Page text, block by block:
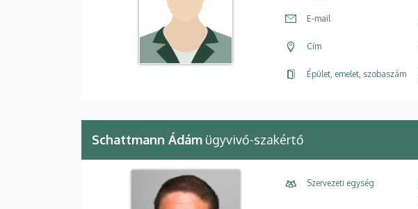
E-mail
Cím
Épület, emelet, szobaszám
Schattmann Ádám ügyvivő-szakértő
Szervezeti egység